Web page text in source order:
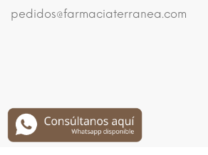
pedidos@farmaciaterranea.com